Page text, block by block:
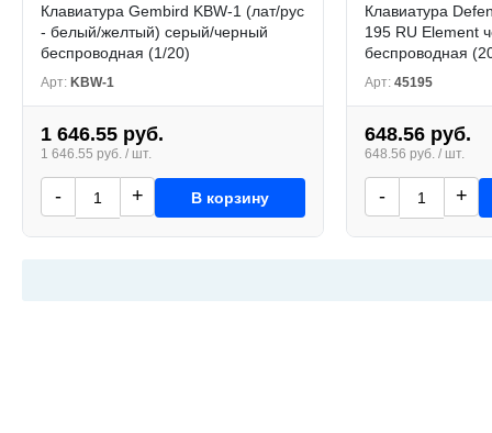
Клавиатура Gembird KBW-1 (лат/рус
- белый/желтый) серый/черный
беспроводная (1/20)
Арт: KBW-1
1 646.55 руб.
1 646.55 руб. / шт.
- + В корзину
Клавиатура
195 RU Element
беспроводная
Арт: 45195
648.56 руб.
648.56 руб. / шт.
- +